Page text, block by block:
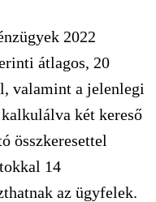
2022
átlagos, 20
valamint a jelenlegi
két kereső
összkeresettel
14
az ügyfelek.